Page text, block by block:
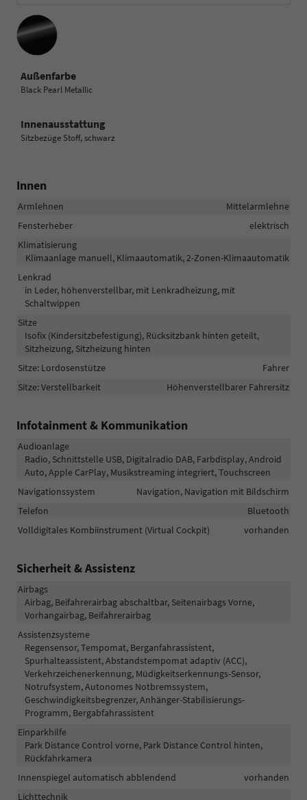
Außenfarbe
Black Pearl Metallic
Innenausstattung
Sitzbezüge Stoff, schwarz
Innen
Armlehnen
Mittelarmlehne
Fensterheber
elektrisch
Klimatisierung
Klimaanlage manuell, Klimaautomatik, 2-Zonen-Klimaautomatik
Lenkrad
in Leder, höhenverstellbar, mit Lenkradheizung, mit
Schaltwippen
Sitze
Isofix (Kindersitzbefestigung), Rücksitzbank hinten geteilt,
Sitzheizung, Sitzheizung hinten
Sitze: Lordosenstütze
Fahrer
Sitze: Verstellbarkeit
Höhenverstellbarer Fahrersitz
Infotainment & Kommunikation
Audioanlage
Radio, Schnittstelle USB, Digitalradio DAB, Farbdisplay, Android
Auto, Apple CarPlay, Musikstreaming integriert, Touchscreen
Navigationssystem
Navigation, Navigation mit Bildschirm
Telefon
Bluetooth
Volldigitales Kombiinstrument (Virtual Cockpit)
vorhanden
Sicherheit & Assistenz
Airbags
Airbag, Beifahrerairbag abschaltbar, Seitenairbags Vorne,
Vorhangairbag, Beifahrerairbag
Assistenzsysteme
Regensensor, Tempomat, Berganfahrassistent,
Spurhalteassistent, Abstandstempomat adaptiv (ACC),
Verkehrzeichenerkennung, Müdigkeitserkennungs-Sensor,
Notrufsystem, Autonomes Notbremssystem,
Geschwindigkeitsbegrenzer, Anhänger-Stabilisierungs-
Programm, Bergabfahrassistent
Einparkhilfe
Park Distance Control vorne, Park Distance Control hinten,
Rückfahrkamera
Innenspiegel automatisch abblendend
vorhanden
Lichttechnik